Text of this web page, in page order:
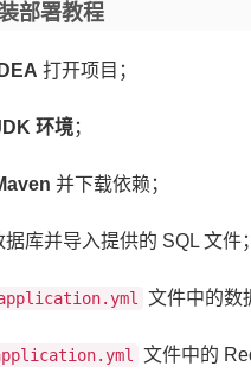
部署教程
IDEA 打开项目；
环境；
并下载依赖；
库并导入提供的 SQL 文件；
文件中的数
文件中的